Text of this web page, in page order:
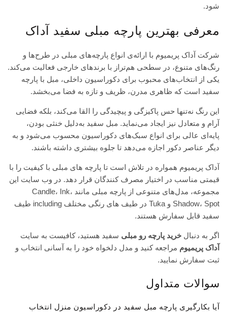
شود.
معرفی بهترین پارچه مبلی سفید آداک
شرکت آداک پریمیوم با ارائه‌ی انواع پارچه‌های مبلی در طرح‌ها و
رنگ‌های متنوع، در سطحی هم‌تراز با برندهای خارجی فعالیت می‌کند.
یکی از انتخاب‌های محبوب برای دکوراسیون داخلی، مبل با پارچه
سفید است که ظاهری مدرن، ظریف و تازه به فضا می‌بخشد.
این رنگ نه‌تنها حس پاکیزگی و پیچیدگی را القا می‌کند، بلکه فضایی
آرام و متعادل نیز ایجاد می‌نماید. مبل سفید به‌دلیل خنثی بودن،
پایه‌ای عالی برای انواع سبک‌های دکوراسیون محسوب می‌شود و به
دیگر عناصر دکور اجازه می‌دهد تا جلوه بیشتری داشته باشند.
آداک پریمیوم همواره در تلاش است تا پارچه‌ های مبلی با کیفیت را با
قیمتی مناسب در اختیار مصرف‌ کنندگان قرار دهد. در وب‌ سایت این
مجموعه، مدل‌های متنوعی از پارچه مبلی مانند Candle، Ink،
Shadow، Spot و Tuka در طیف‌ های رنگی مختلف including طیف
سفید قابل سفارش هستند.
اگر به‌ دنبال خرید پارچه رو مبلی سفید هستید، کافیست به سایت
آداک پریمیوم مراجعه کنید و مدل دلخواه خود را به آسانی انتخاب و
ثبت سفارش نمایید.
سوالات متداول
آیا بکارگیری پارچه مبل سفید در دکوراسیون منزل انتخاب